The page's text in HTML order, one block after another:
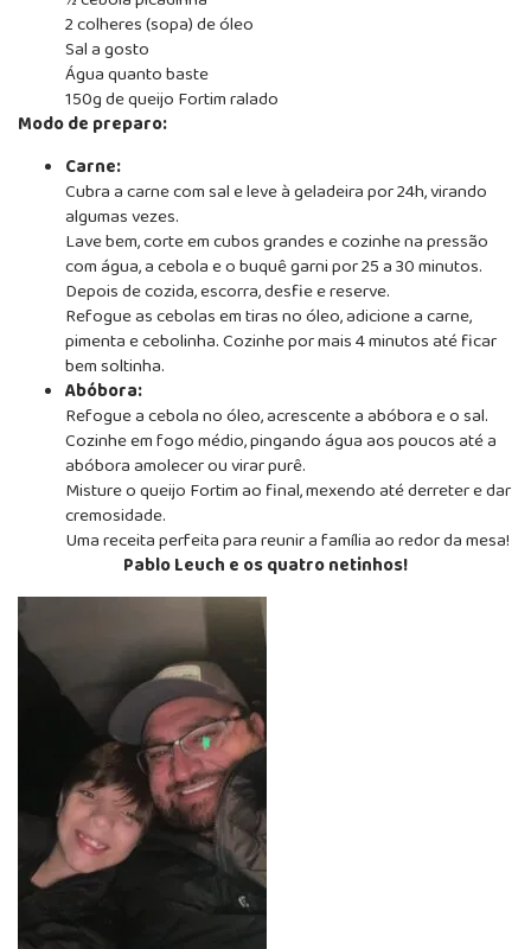
2 colheres (sopa) de óleo
Sal a gosto
Água quanto baste
150g de queijo Fortim ralado
Modo de preparo:
Carne:
Cubra a carne com sal e leve à geladeira por 24h, virando
algumas vezes.
Lave bem, corte em cubos grandes e cozinhe na pressão
com água, a cebola e o buquê garni por 25 a 30 minutos.
Depois de cozida, escorra, desfie e reserve.
Refogue as cebolas em tiras no óleo, adicione a carne,
pimenta e cebolinha. Cozinhe por mais 4 minutos até ficar
bem soltinha.
Abóbora:
Refogue a cebola no óleo, acrescente a abóbora e o sal.
Cozinhe em fogo médio, pingando água aos poucos até a
abóbora amolecer ou virar purê.
Misture o queijo Fortim ao final, mexendo até derreter e dar
cremosidade.
Uma receita perfeita para reunir a família ao redor da mesa!
Pablo Leuch e os quatro netinhos!